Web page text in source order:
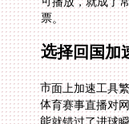
票。
选择回国加
市面上加速工具
体育赛事直播对
能就错过了进球